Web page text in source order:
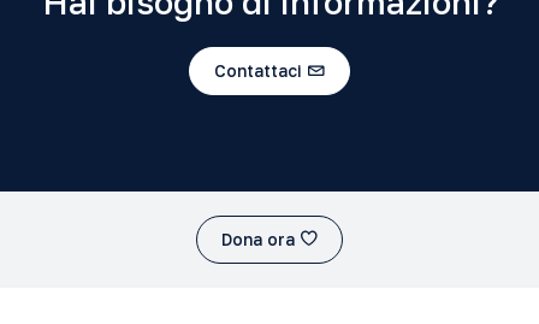
Contattaci
Dona ora